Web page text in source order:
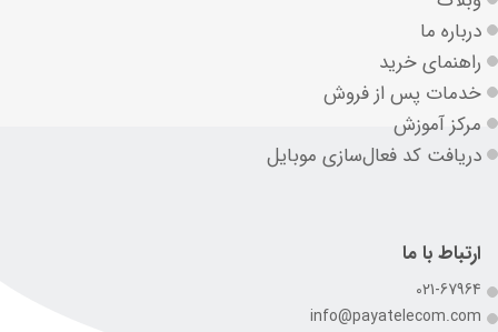
درباره ما
راهنمای خرید
خدمات پس از فروش
مرکز آموزش
دریافت کد فعال‌سازی موبایل
ارتباط با ما
021-67964
info@payatelecom.com